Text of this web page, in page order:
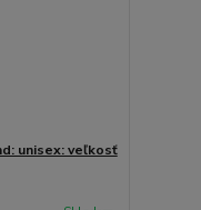
unisex: veľkosť